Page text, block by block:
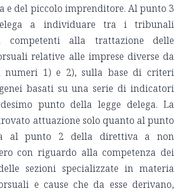
e del piccolo imprenditore. Al punto 3
a individuare tra i tribunali
competenti alla trattazione delle
relative alle imprese diverse da
1) e 2), sulla base di criteri
basati su una serie di indicatori
punto della legge delega. La
attuazione solo quanto al punto
al punto 2 della direttiva a non
con riguardo alla competenza dei
sezioni specializzate in materia
e cause che da esse derivano,